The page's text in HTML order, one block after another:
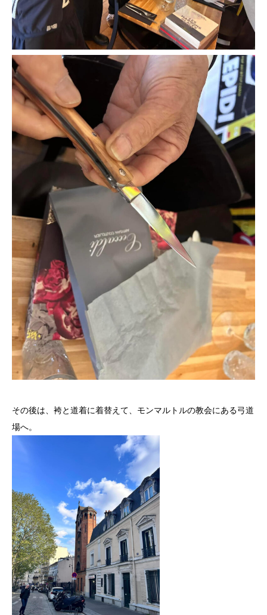
その後は、袴と道着に着替えて、モンマルトルの教会にある弓道
場へ。